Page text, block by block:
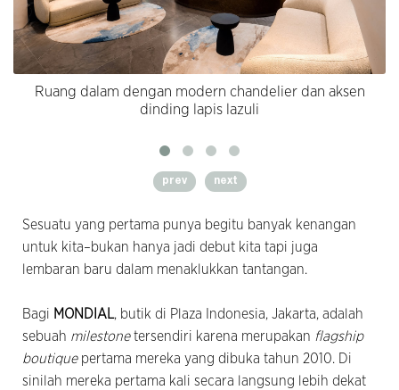
Ruang dalam dengan modern chandelier dan aksen
dinding lapis lazuli
prev next
Sesuatu yang pertama punya begitu banyak kenangan
untuk kita–bukan hanya jadi debut kita tapi juga
lembaran baru dalam menaklukkan tantangan.
Bagi MONDIAL, butik di Plaza Indonesia, Jakarta, adalah
sebuah milestonetersendiri karena merupakan flagship
boutiquepertama mereka yang dibuka tahun 2010. Di
sinilah mereka pertama kali secara langsung lebih dekat